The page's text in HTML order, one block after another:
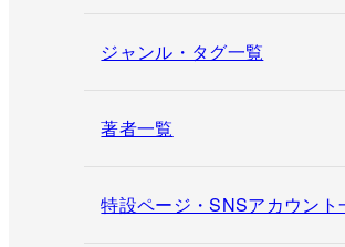
ジャンル・タグ一覧
著者一覧
特設ページ・SNSアカウント